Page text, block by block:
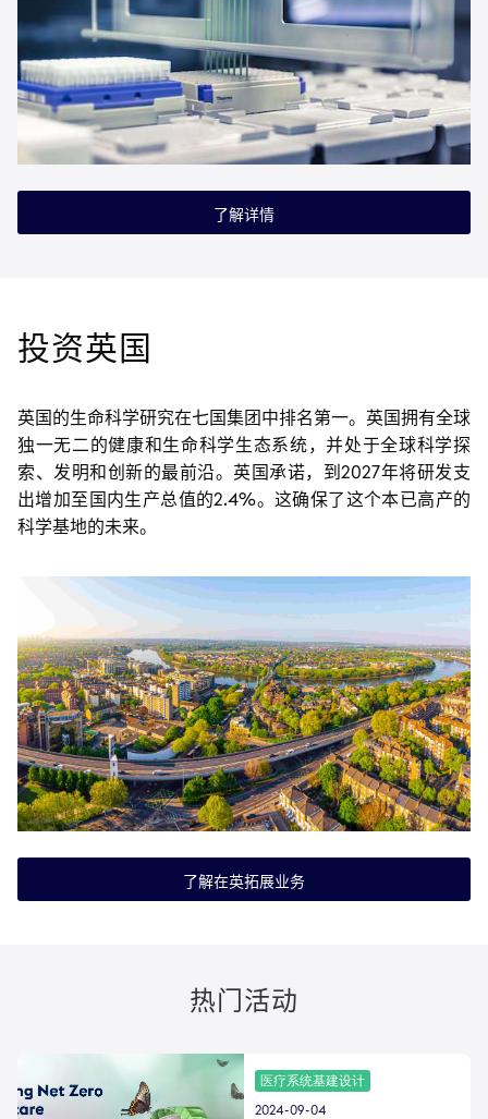
了解详情
投资英国
英国的生命科学研究在七国集团中排名第一。英国拥有全球
独一无二的健康和生命科学生态系统，并处于全球科学探
索、发明和创新的最前沿。英国承诺，到2027年将研发支
出增加至国内生产总值的2.4%。这确保了这个本已高产的
科学基地的未来。
了解在英拓展业务
热门活动
医疗系统基建设计
2024-09-04